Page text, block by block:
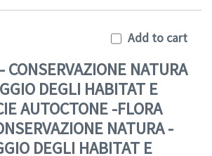
Add to cart
CONSERVAZIONE NATURA
DEGLI HABITAT E
AUTOCTONE -FLORA
NATURA -
DEGLI HABITAT E